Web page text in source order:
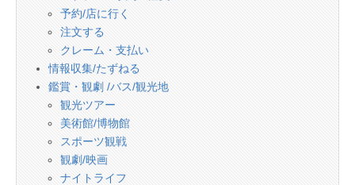
予約/店に行く
注文する
クレーム・支払い
情報収集/たずねる
鑑賞・観劇 /バス/観光地
観光ツアー
美術館/博物館
スポーツ観戦
観劇/映画
ナイトライフ